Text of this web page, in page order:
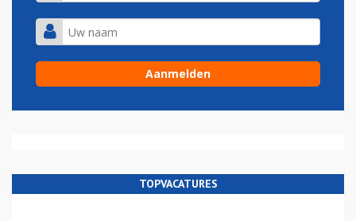
TOPVACATURES